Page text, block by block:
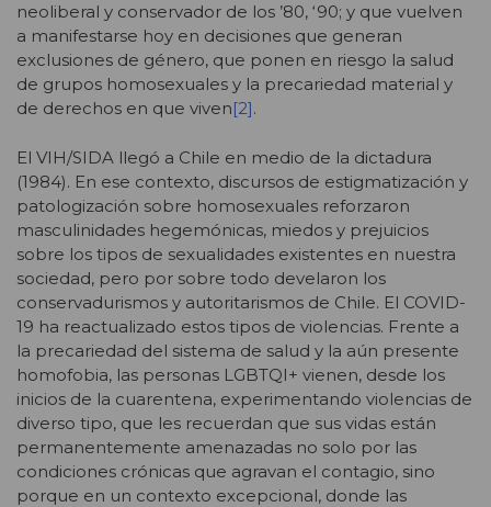
neoliberal y conservador de los ’80, ‘90; y que vuelven
a manifestarse hoy en decisiones que generan
exclusiones de género, que ponen en riesgo la salud
de grupos homosexuales y la precariedad material y
de derechos en que viven[2].
El VIH/SIDA llegó a Chile en medio de la dictadura
(1984). En ese contexto, discursos de estigmatización y
patologización sobre homosexuales reforzaron
masculinidades hegemónicas, miedos y prejuicios
sobre los tipos de sexualidades existentes en nuestra
sociedad, pero por sobre todo develaron los
conservadurismos y autoritarismos de Chile. El COVID-
19 ha reactualizado estos tipos de violencias. Frente a
la precariedad del sistema de salud y la aún presente
homofobia, las personas LGBTQI+ vienen, desde los
inicios de la cuarentena, experimentando violencias de
diverso tipo, que les recuerdan que sus vidas están
permanentemente amenazadas no solo por las
condiciones crónicas que agravan el contagio, sino
porque en un contexto excepcional, donde las